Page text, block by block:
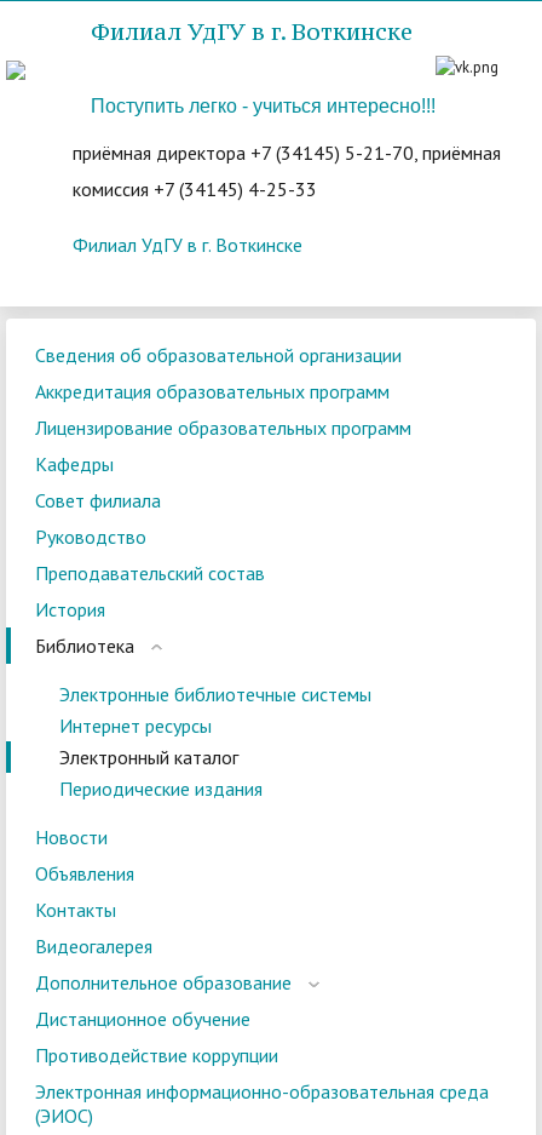
Филиал УдГУ в г. Воткинске
Поступить легко - учиться интересно!!!
приёмная директора +7 (34145) 5-21-70, приёмная
комиссия +7 (34145) 4-25-33
Филиал УдГУ в г. Воткинске
Сведения об образовательной организации
Аккредитация образовательных программ
Лицензирование образовательных программ
Кафедры
Совет филиала
Руководство
Преподавательский состав
История
Библиотека
Электронные библиотечные системы
Интернет ресурсы
Электронный каталог
Периодические издания
Новости
Объявления
Контакты
Видеогалерея
Дополнительное образование
Дистанционное обучение
Противодействие коррупции
Электронная информационно-образовательная среда
(ЭИОС)